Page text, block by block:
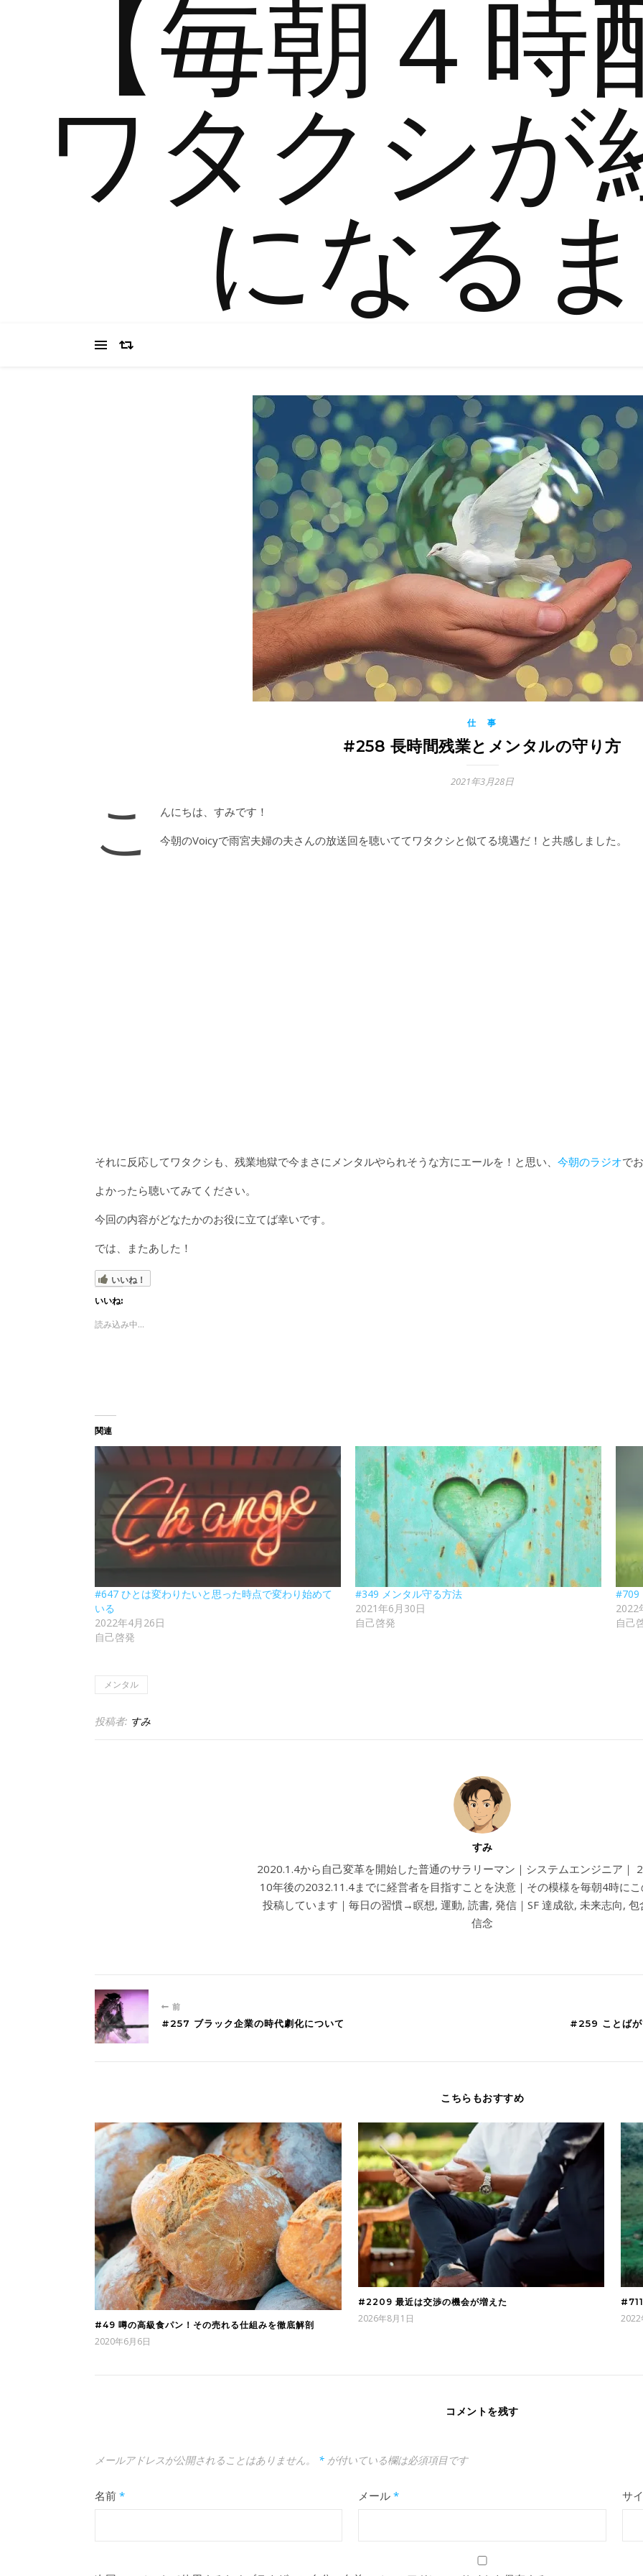
【毎朝４時
ワタクシが
になる
仕 事
#258 長時間残業とメンタルの守り方
2021年3月28日
こ
んにちは、すみです！
今朝のVoicyで雨宮夫婦の夫さんの放送回を聴いててワタクシと似てる境遇だ！と共感しました。
それに反応してワタクシも、残業地獄で今まさにメンタルやられそうな方にエールを！と思い、 今朝のラジオで
よかったら聴いてみてください。
今回の内容がどなたかのお役に立てば幸いです。
では、またあした！
いいね！
いいね:
読み込み中...
関連
#647 ひとは変わりたいと思った時点で変わり始めて
いる
2022年4月26日
自己啓発
#349 メンタル守る方法
2021年6月30日
自己啓発
#709
2022
自己
メンタル
投稿者: すみ
すみ
2020.1.4から自己変革を開始した普通のサラリーマン｜システムエンジニア｜
10年後の2032.11.4までに経営者を目指すことを決意｜その模様を毎朝4時に
投稿しています｜毎日の習慣→瞑想, 運動, 読書, 発信｜SF 達成欲, 未来志向, 包
信念
前
#257 ブラック企業の時代劇化について #259 ことばが
こちらもおすすめ
#49 噂の高級食パン！その売れる仕組みを徹底解剖
2020年6月6日
#2209 最近は交渉の機会が増えた
2026年8月1日 2022
コメントを残す
メールアドレスが公開されることはありません。 * が付いている欄は必須項目です
名前 * メール* サ